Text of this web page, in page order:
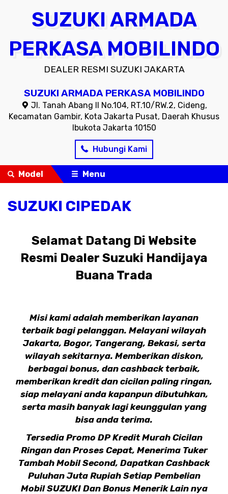
SUZUKI ARMADA
PERKASA MOBILINDO
DEALER RESMI SUZUKI JAKARTA
SUZUKI ARMADA PERKASA MOBILINDO
Jl. Tanah Abang II No.104, RT.10/RW.2, Cideng,
Kecamatan Gambir, Kota Jakarta Pusat, Daerah Khusus
Ibukota Jakarta 10150
Hubungi Kami
Model Menu
SUZUKI CIPEDAK
Selamat Datang Di Website
Resmi Dealer Suzuki Handijaya
Buana Trada
Misi kami adalah memberikan layanan
terbaik bagi pelanggan. Melayani wilayah
Jakarta, Bogor, Tangerang, Bekasi, serta
wilayah sekitarnya. Memberikan diskon,
berbagai bonus, dan cashback terbaik,
memberikan kredit dan cicilan paling ringan,
siap melayani anda kapanpun dibutuhkan,
serta masih banyak lagi keunggulan yang
bisa anda terima.
Tersedia Promo DP Kredit Murah Cicilan
Ringan dan Proses Cepat, Menerima Tuker
Tambah Mobil Second, Dapatkan Cashback
Puluhan Juta Rupiah Setiap Pembelian
Mobil SUZUKI Dan Bonus Menerik Lain nya